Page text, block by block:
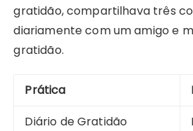
gratidão, compartilhava três
diariamente com um amigo e
gratidão.
Prática
Diário de Gratidão